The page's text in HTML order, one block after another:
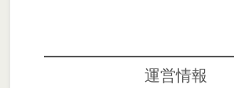
運営情報